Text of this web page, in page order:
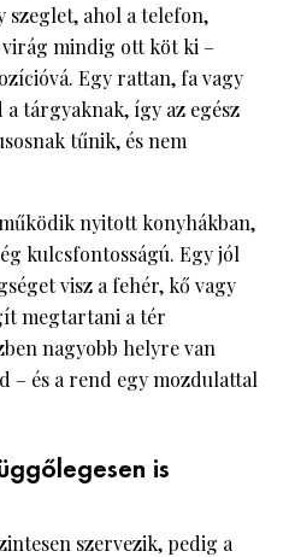
szeglet, ahol a telefon,
mindig ott köt ki –
Egy rattan, fa vagy
tárgyaknak, így az egész
tűnik, és nem
nyitott konyhákban,
kulcsfontosságú. Egy jól
visz a fehér, kő vagy
megtartani a tér
nagyobb helyre van
– és a rend egy mozdulattal
is
szervezik, pedig a